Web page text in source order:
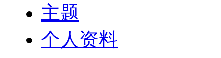
主题
个人资料